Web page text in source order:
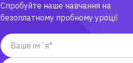
Спробуйте наше навчання на
безоплатному пробному уроці!